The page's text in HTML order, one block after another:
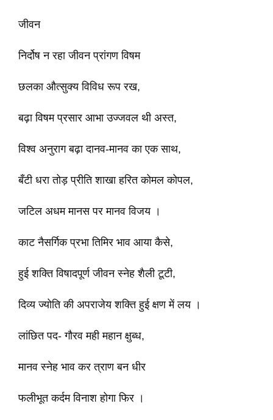
जीवन
निर्दोष न रहा जीवन प्रांगण विषम
छलका औत्सुक्य विविध रूप रख,
बढ़ा विषम प्रसार आभा उज्जवल थी अस्त,
विश्व अनुराग बढ़ा दानव-मानव का एक साथ,
बँटी धरा तोड़ प्रीति शाखा हरित कोमल कोपल,
जटिल अधम मानस पर मानव विजय ।
काट नैसर्गिक प्रभा तिमिर भाव आया कैसे,
हुई शक्ति विषादपूर्ण जीवन स्नेह शैली टूटी,
दिव्य ज्योति की अपराजेय शक्ति हुई क्षण में लय ।
लांछित पद- गौरव मही महान क्षुब्ध,
मानव स्नेह भाव कर त्राण बन धीर
फलीभूत कर्दम विनाश होगा फिर ।